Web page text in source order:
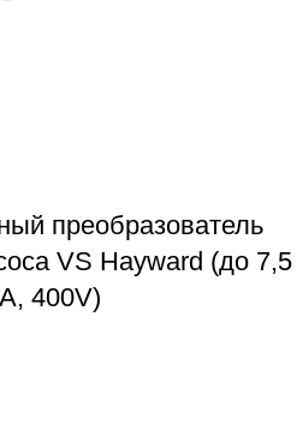
преобразователь
VS Hayward (до 7,5
400V)